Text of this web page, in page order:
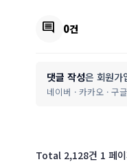
comment 0건
댓글 작성은 회원가
네이버 · 카카오 · 구
Total 2,128건 1 페